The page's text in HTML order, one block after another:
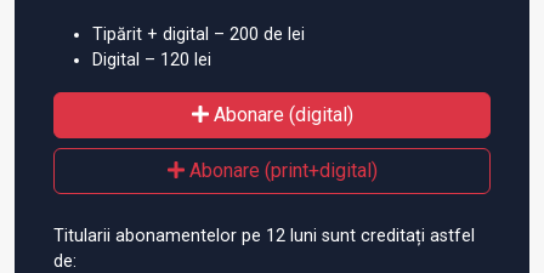
Tipărit + digital – 200 de lei
Digital – 120 lei
Abonare (digital)
Abonare (print+digital)
Titularii abonamentelor pe 12 luni sunt creditați astfel
de: